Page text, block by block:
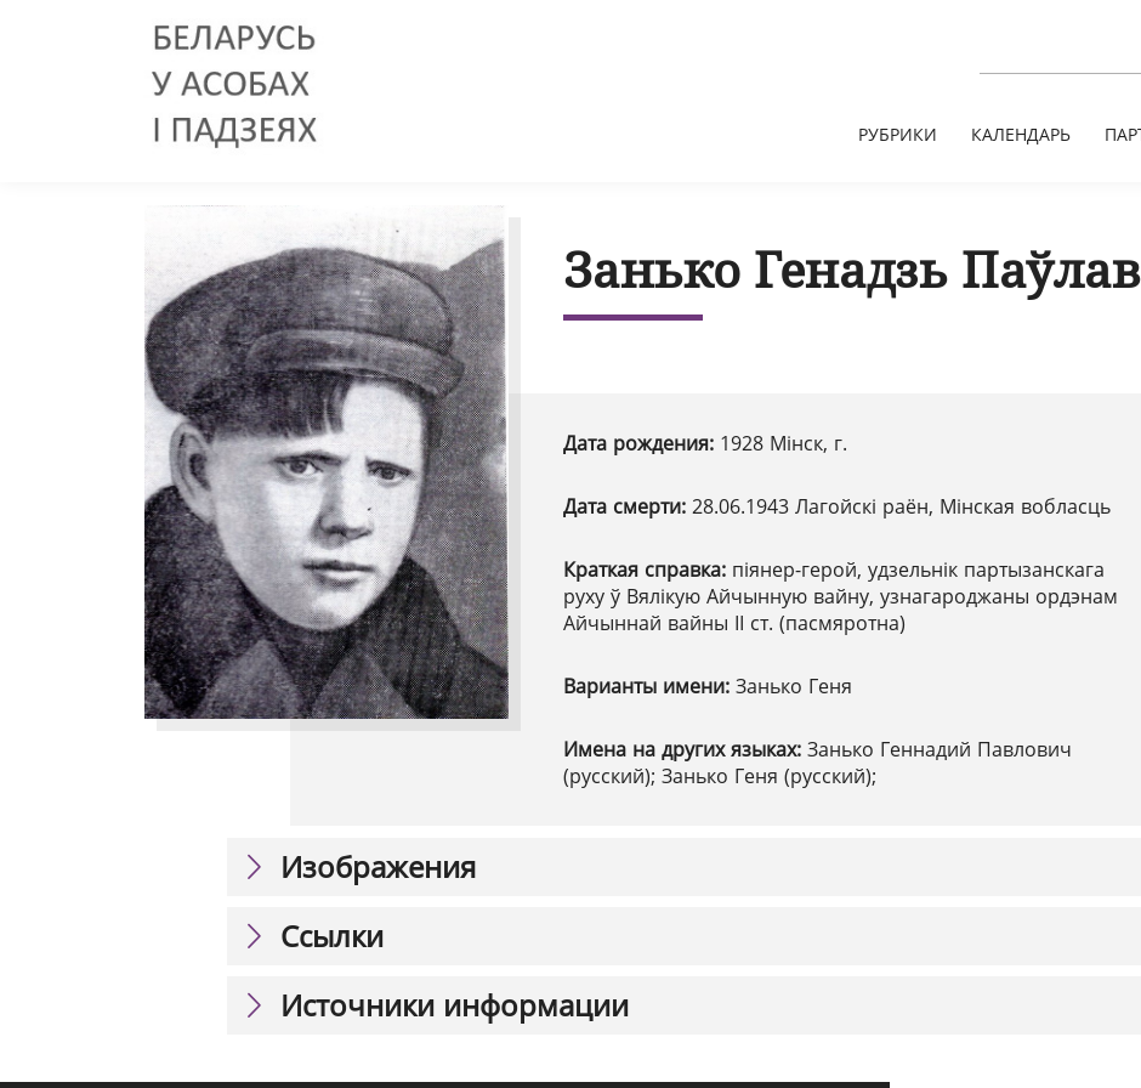
РУБРИКИ КАЛЕНДАРЬ
Занько Генадзь
Дата рождения: 1928 Мінск, г.
Дата смерти: 28.06.1943 Лагойскі раён, Мінская вобласць
Краткая справка: піянер-герой, удзельнік партызанскага
руху ў Вялікую Айчынную вайну, узнагароджаны ордэнам
Айчыннай вайны ІІ ст. (пасмяротна)
Варианты имени: Занько Геня
Имена на других языках: Занько Геннадий Павлович
(русский); Занько Геня (русский);
Изображения
Ссылки
Источники информации